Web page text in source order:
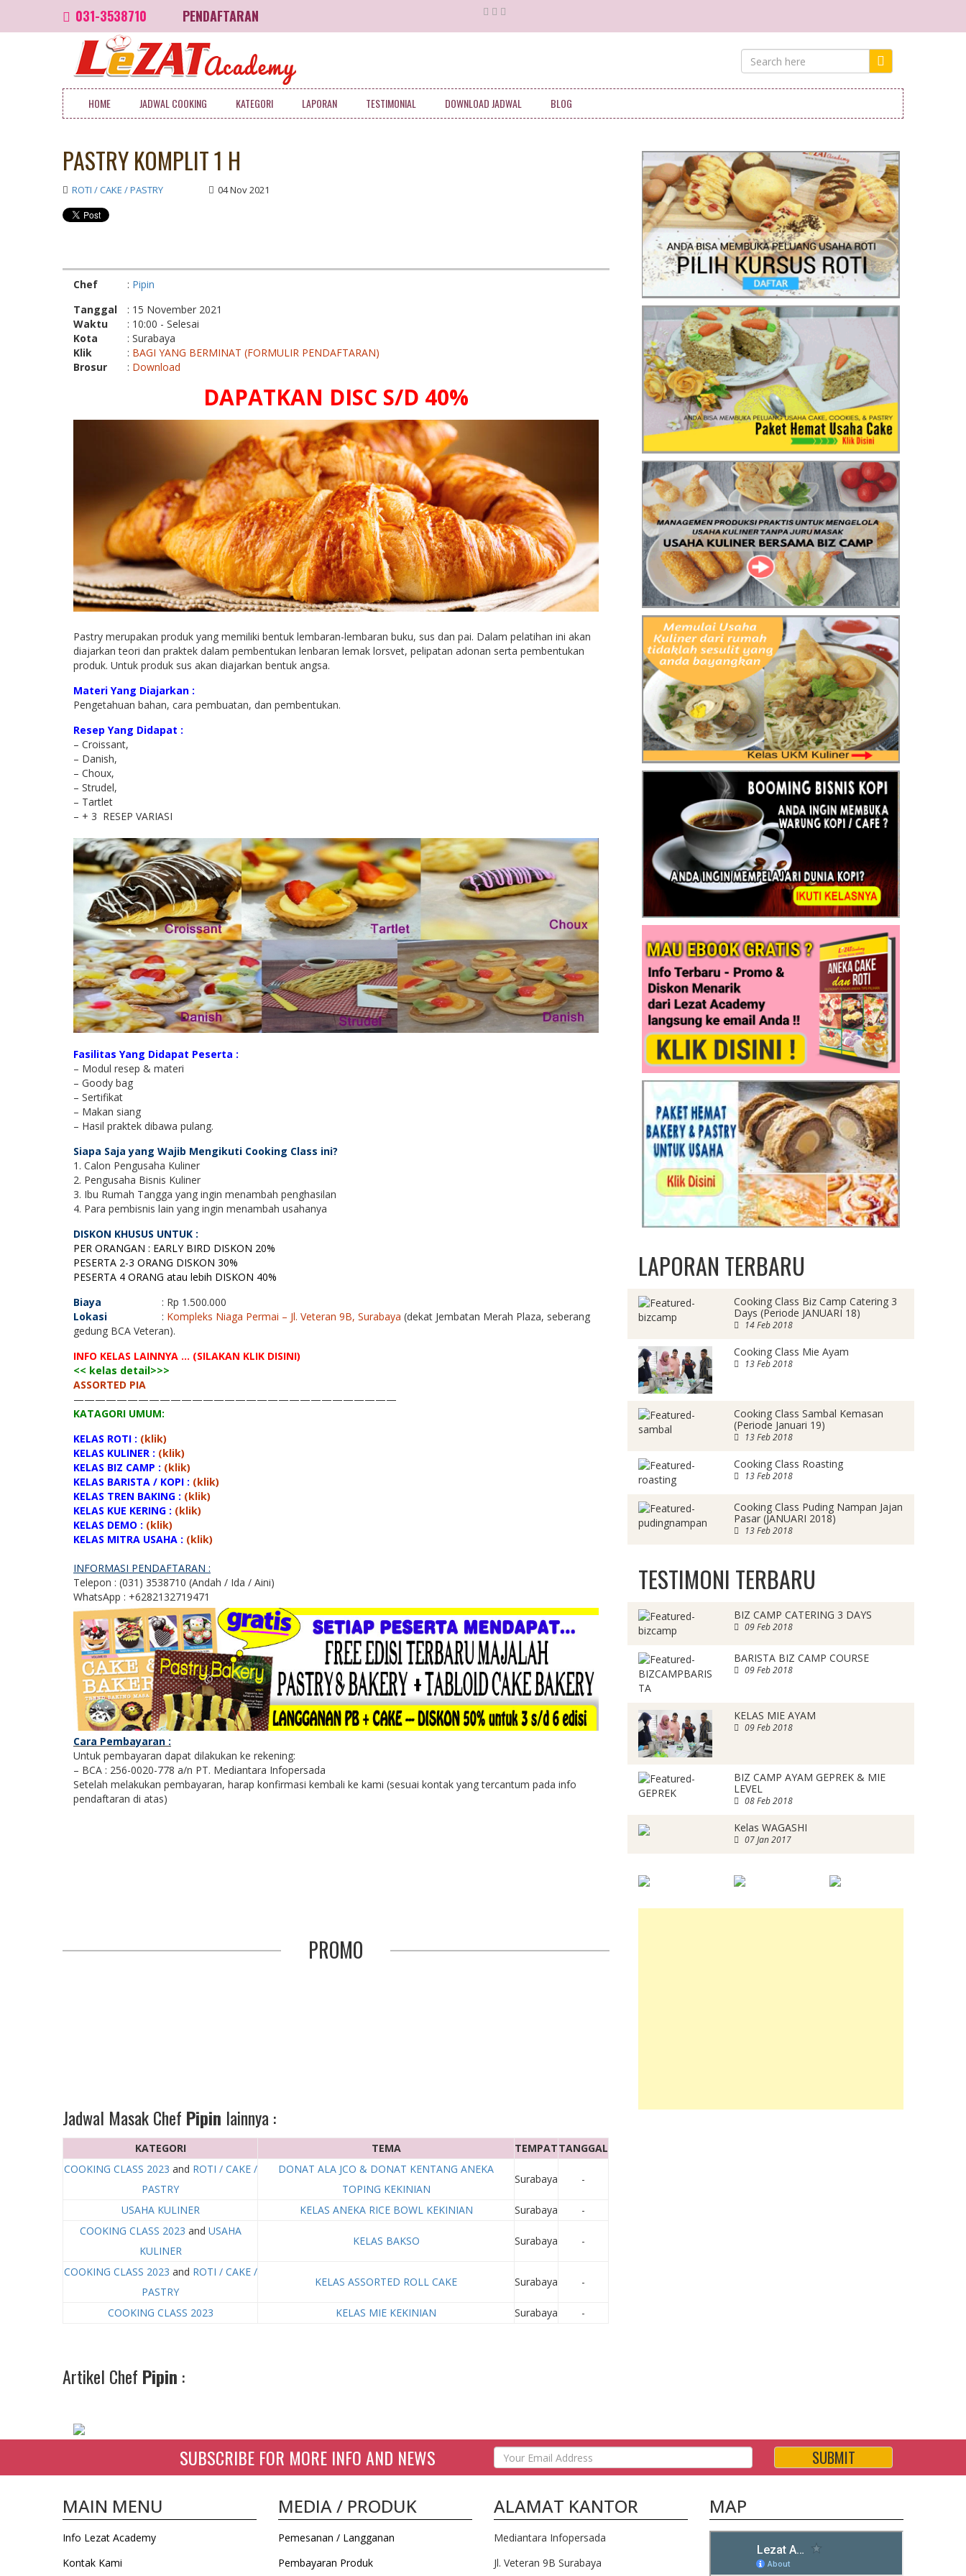
031-3538710 PENDAFTARAN
HOME JADWAL COOKING KATEGORI LAPORAN TESTIMONIAL DOWNLOAD JADWAL BLOG
PASTRY KOMPLIT 1 H
ROTI / CAKE / PASTRY 04 Nov 2021
Chef : Pipin
Tanggal
: 15 November 2021
Waktu
: 10:00 - Selesai
Kota
: Surabaya
Klik
: BAGI YANG BERMINAT (FORMULIR PENDAFTARAN)
Brosur
: Download
DAPATKAN DISC S/D 40%
Pastry merupakan produk yang memiliki bentuk lembaran-lembaran buku, sus dan pai. Dalam pelatihan ini akan
diajarkan teori dan praktek dalam pembentukan lenbaran lemak lorsvet, pelipatan adonan serta pembentukan
produk. Untuk produk sus akan diajarkan bentuk angsa.
Materi Yang Diajarkan :
Pengetahuan bahan, cara pembuatan, dan pembentukan.
Resep Yang Didapat :
– Croissant,
– Danish,
– Choux,
– Strudel,
– Tartlet
– + 3 RESEP VARIASI
Fasilitas Yang Didapat Peserta :
– Modul resep & materi
– Goody bag
– Sertifikat
– Makan siang
– Hasil praktek dibawa pulang.
Siapa Saja yang Wajib Mengikuti Cooking Class ini?
1. Calon Pengusaha Kuliner
2. Pengusaha Bisnis Kuliner
3. Ibu Rumah Tangga yang ingin menambah penghasilan
4. Para pembisnis lain yang ingin menambah usahanya
DISKON KHUSUS UNTUK :
PER ORANGAN : EARLY BIRD DISKON 20%
PESERTA 2-3 ORANG DISKON 30%
PESERTA 4 ORANG atau lebih DISKON 40%
Biaya
: Rp 1.500.000
Lokasi
: Kompleks Niaga Permai – Jl. Veteran 9B, Surabaya (dekat Jembatan Merah Plaza, seberang
gedung BCA Veteran).
INFO KELAS LAINNYA … (SILAKAN KLIK DISINI)
<< kelas detail>>>
ASSORTED PIA
——————————————————————————————
KATAGORI UMUM:
KELAS ROTI : (klik)
KELAS KULINER : (klik)
KELAS BIZ CAMP : (klik)
KELAS BARISTA / KOPI : (klik)
KELAS TREN BAKING : (klik)
KELAS KUE KERING : (klik)
KELAS DEMO : (klik)
KELAS MITRA USAHA : (klik)
INFORMASI PENDAFTARAN :
Telepon : (031) 3538710 (Andah / Ida / Aini)
WhatsApp : +6282132719471
Cara Pembayaran :
Untuk pembayaran dapat dilakukan ke rekening:
– BCA : 256-0020-778 a/n PT. Mediantara Infopersada
Setelah melakukan pembayaran, harap konfirmasi kembali ke kami (sesuai kontak yang tercantum pada info
pendaftaran di atas)
PROMO
Jadwal Masak Chef Pipin lainnya :
KATEGORI TEMA TEMPATTANGGAL
COOKING CLASS 2023 and ROTI / CAKE /
PASTRY
DONAT ALA JCO & DONAT KENTANG ANEKA
TOPING KEKINIAN
Surabaya -
USAHA KULINER KELAS ANEKA RICE BOWL KEKINIAN Surabaya
-
COOKING CLASS 2023 and USAHA
KULINER
KELAS BAKSO Surabaya -
COOKING CLASS 2023 and ROTI / CAKE /
PASTRY
KELAS ASSORTED ROLL CAKE Surabaya -
COOKING CLASS 2023 KELAS MIE KEKINIAN Surabaya -
Artikel Chef Pipin :
LAPORAN TERBARU
Cooking Class Biz Camp Catering 3
Days (Periode JANUARI 18)
14 Feb 2018
Cooking Class Mie Ayam
13 Feb 2018
Cooking Class Sambal Kemasan
(Periode Januari 19)
13 Feb 2018
Cooking Class Roasting
13 Feb 2018
Cooking Class Puding Nampan Jajan
Pasar (JANUARI 2018)
13 Feb 2018
TESTIMONI TERBARU
BIZ CAMP CATERING 3 DAYS
09 Feb 2018
BARISTA BIZ CAMP COURSE
09 Feb 2018
KELAS MIE AYAM
09 Feb 2018
BIZ CAMP AYAM GEPREK & MIE
LEVEL
08 Feb 2018
Kelas WAGASHI
07 Jan 2017
SUBSCRIBE FOR MORE INFO AND NEWS SUBMIT
MAIN MENU
Info Lezat Academy
Kontak Kami
MEDIA / PRODUK
Pemesanan / Langganan
Pembayaran Produk
ALAMAT KANTOR
Mediantara Infopersada
Jl. Veteran 9B Surabaya
MAP